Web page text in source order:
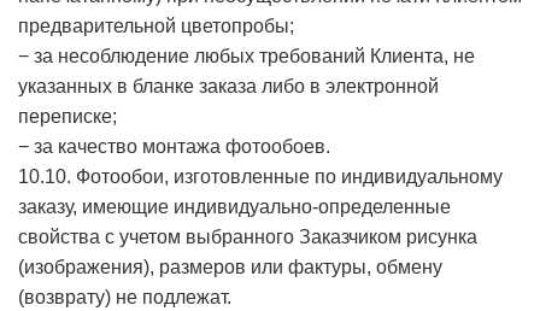
предварительной цветопробы;
− за несоблюдение любых требований Клиента, не
указанных в бланке заказа либо в электронной
переписке;
− за качество монтажа фотообоев.
10.10. Фотообои, изготовленные по индивидуальному
заказу, имеющие индивидуально-определенные
свойства с учетом выбранного Заказчиком рисунка
(изображения), размеров или фактуры, обмену
(возврату) не подлежат.